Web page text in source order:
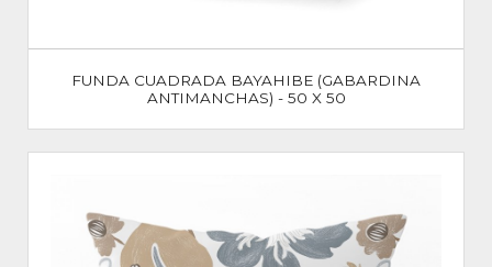
FUNDA CUADRADA BAYAHIBE (GABARDINA
ANTIMANCHAS) - 50 X 50